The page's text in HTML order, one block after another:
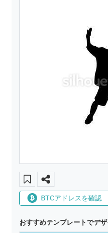
BTCアドレスを確認
おすすめテンプレートでデ